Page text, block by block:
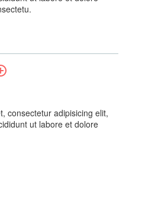
consectetur adipisicing elit,
ut labore et dolore